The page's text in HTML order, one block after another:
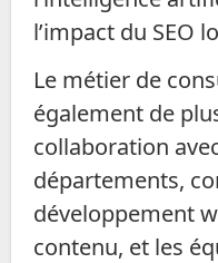
l’impact du SEO
Le métier de
également de
collaboration
départements,
développement
contenu, et les